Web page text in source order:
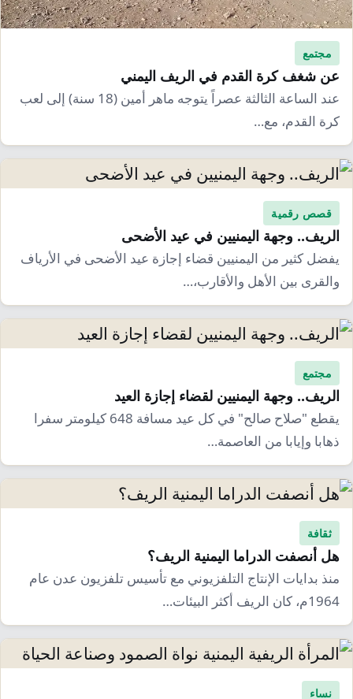
مجتمع
عن شغف كرة القدم في الريف اليمني
عند الساعة الثالثة عصراً يتوجه ماهر أمين (18 سنة) إلى لعب
كرة القدم، مع…
قصص رقمية
الريف.. وجهة اليمنيين في عيد الأضحى
يفضل كثير من اليمنيين قضاء إجازة عيد الأضحى في الأرياف
والقرى بين الأهل والأقارب،…
مجتمع
الريف.. وجهة اليمنيين لقضاء إجازة العيد
يقطع "صلاح صالح" في كل عيد مسافة 648 كيلومتر سفرا
ذهابا وإيابا من العاصمة…
ثقافة
هل أنصفت الدراما اليمنية الريف؟
منذ بدايات الإنتاج التلفزيوني مع تأسيس تلفزيون عدن عام
1964م، كان الريف أكثر البيئات…
نساء